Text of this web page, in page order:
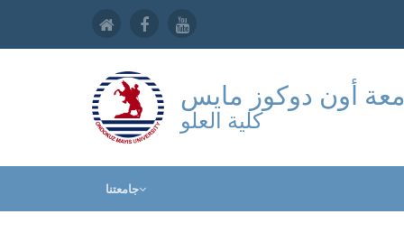
أون دوكوز مايس
كلية العلو
جامعتنا